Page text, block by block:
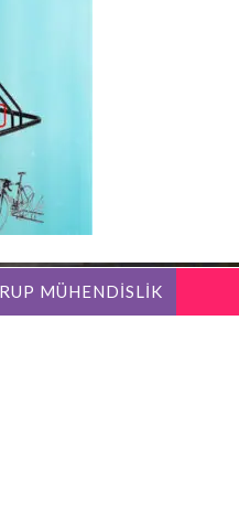
MÜHENDİSLİK